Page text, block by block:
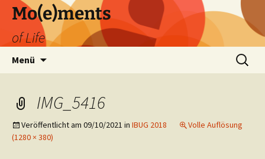
Zum
Inhalt
springen
Mo(e)ments
of Life
Menü
Suchen
nach:
IMG_5416
Veröffentlicht am 09/10/2021 in IBUG 2018
Volle Auflösung
(1280 × 380)